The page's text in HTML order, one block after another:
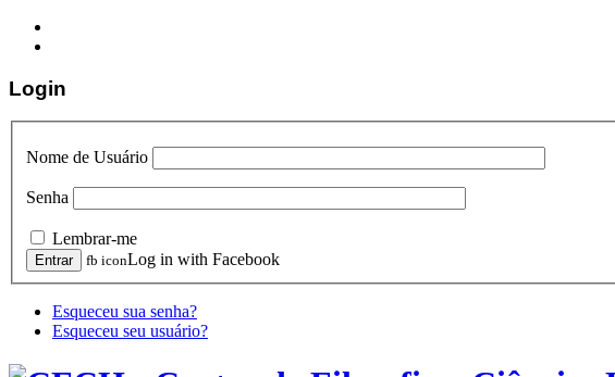
Login
Nome de Usuário
Senha
Lembrar-me
fb iconLog in with Facebook
Esqueceu sua senha?
Esqueceu seu usuário?